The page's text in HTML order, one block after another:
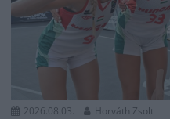
2026.08.03. Horváth Zsolt